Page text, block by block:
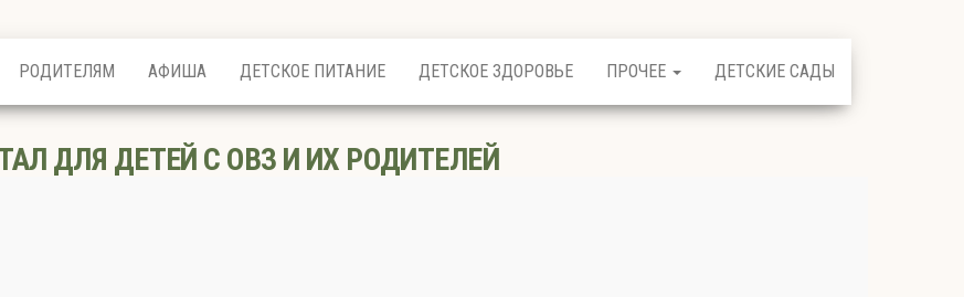
РОДИТЕЛЯМ АФИША ДЕТСКОЕ ПИТАНИЕ ДЕТСКОЕ ЗДОРОВЬЕ ПРОЧЕЕ ДЕТСКИЕ САДЫ
ДЛЯ ДЕТЕЙ С ОВЗ И ИХ РОДИТЕЛЕЙ